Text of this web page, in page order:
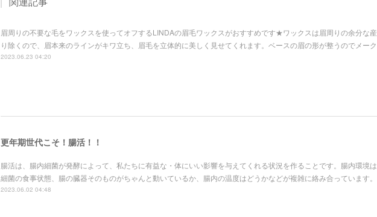
眉周りの不要な毛をワックスを使ってオフするLINDAの眉毛ワックスがおすすめです★ワックスは眉周りの余分な
り除くので、眉本来のラインがキワ立ち、眉毛を立体的に美しく見せてくれます。ベースの眉の形が整うのでメー
2023.06.23 04:20
更年期世代こそ！腸活！！
腸活は、腸内細菌が発酵によって、私たちに有益な・体にいい影響を与えてくれる状況を作ることです。腸内環境
細菌の食事状態、腸の臓器そのものがちゃんと動いているか、腸内の温度はどうかなどが複雑に絡み合っています
2023.06.02 04:48